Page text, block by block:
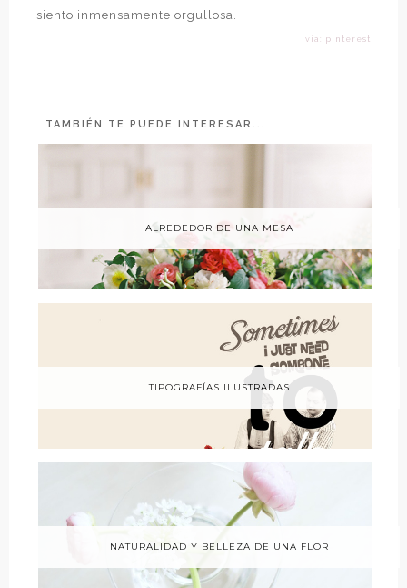
siento inmensamente orgullosa.
vía: pinterest
TAMBIÉN TE PUEDE INTERESAR...
ALREDEDOR DE UNA MESA
TIPOGRAFÍAS ILUSTRADAS
NATURALIDAD Y BELLEZA DE UNA FLOR